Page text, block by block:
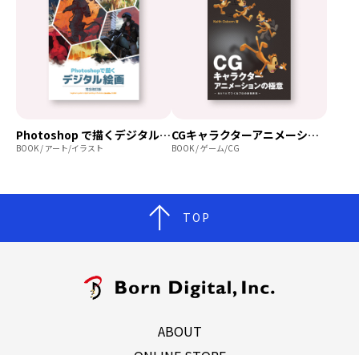
Photoshop で描くデジタル絵画 完全改訂版
BOOK / アート/イラスト
CGキャラクターアニメーションの極意
BOOK / ゲーム/CG
TOP
ABOUT